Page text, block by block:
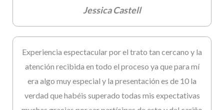
Jessica Castell
Experiencia espectacular por el trato tan cercano y la
atención recibida en todo el proceso ya que para mí
era algo muy especial y la presentación es de 10 la
verdad que habéis superado todas mis expectativas